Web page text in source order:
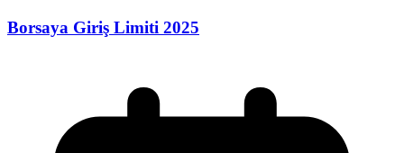
Borsaya Giriş Limiti 2025